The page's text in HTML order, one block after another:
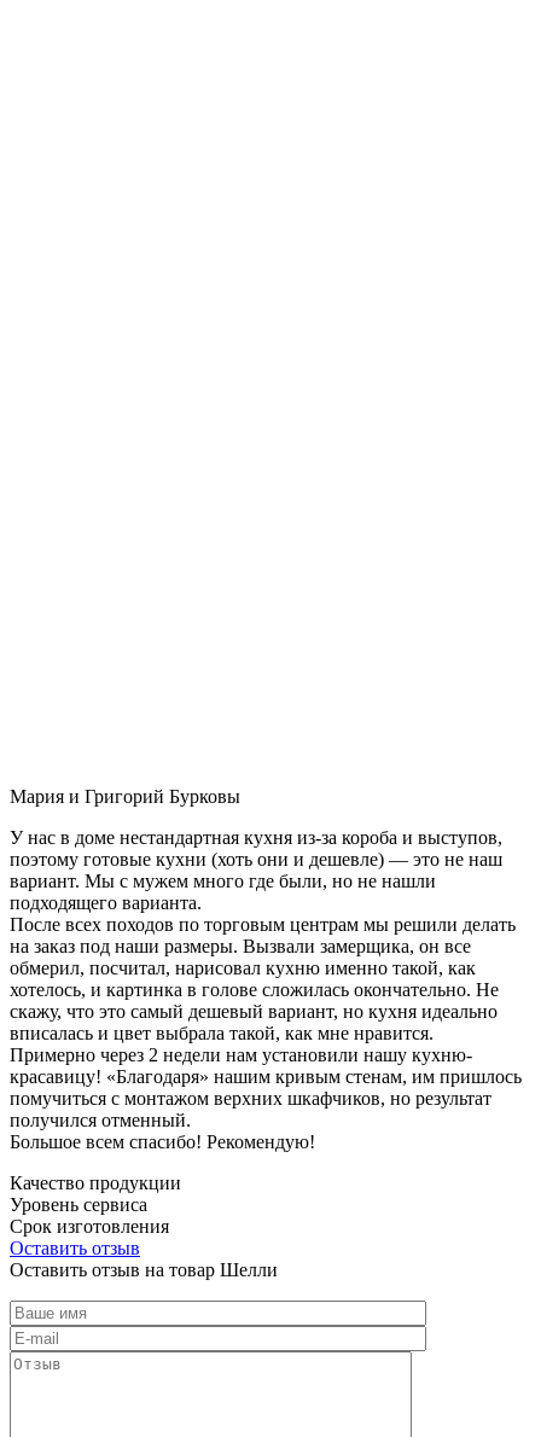
Мария и Григорий Бурковы
У нас в доме нестандартная кухня из-за короба и выступов,
поэтому готовые кухни (хоть они и дешевле) — это не наш
вариант. Мы с мужем много где были, но не нашли
подходящего варианта.
После всех походов по торговым центрам мы решили делать
на заказ под наши размеры. Вызвали замерщика, он все
обмерил, посчитал, нарисовал кухню именно такой, как
хотелось, и картинка в голове сложилась окончательно. Не
скажу, что это самый дешевый вариант, но кухня идеально
вписалась и цвет выбрала такой, как мне нравится.
Примерно через 2 недели нам установили нашу кухню-
красавицу! «Благодаря» нашим кривым стенам, им пришлось
помучиться с монтажом верхних шкафчиков, но результат
получился отменный.
Большое всем спасибо! Рекомендую!
Качество продукции
Уровень сервиса
Срок изготовления
Оставить отзыв
Оставить отзыв на товар Шелли